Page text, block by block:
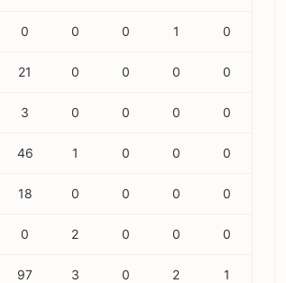
0 0 0 1 0
21 0 0 0 0
3 0 0 0 0
46 1 0 0 0
18 0 0 0 0
0 2 0 0 0
97 3 0 2 1